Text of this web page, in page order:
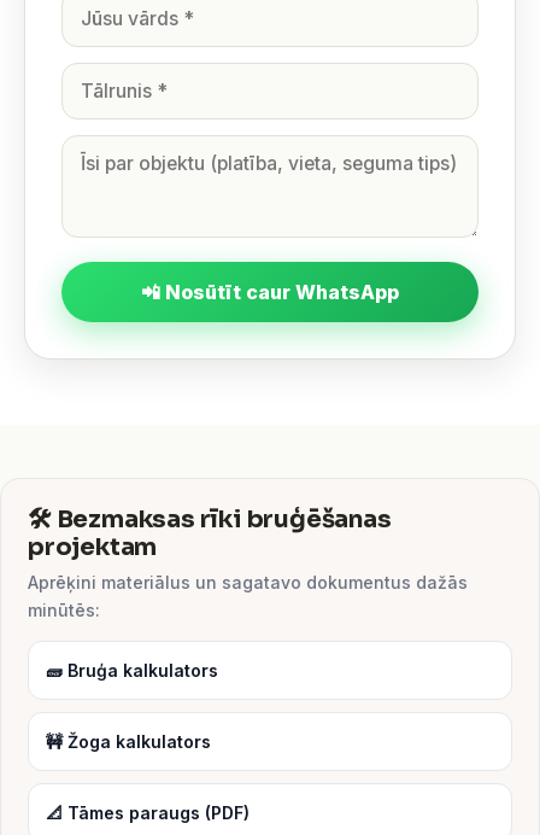
📲 Nosūtīt caur WhatsApp
🛠️ Bezmaksas rīki bruģēšanas
projektam
Aprēķini materiālus un sagatavo dokumentus dažās
minūtēs:
🧱 Bruģa kalkulators
🚧 Žoga kalkulators
📐 Tāmes paraugs (PDF)